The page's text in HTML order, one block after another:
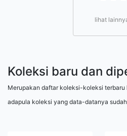
lihat
Koleksi baru dan
Merupakan daftar koleksi-koleksi terbaru
adapula koleksi yang data-datanya